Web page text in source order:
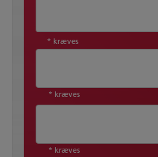
* kræves
* kræves
* kræves